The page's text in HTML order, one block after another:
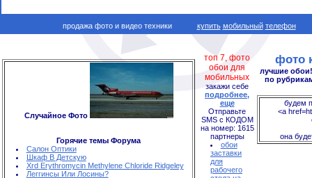
продажа фото и видео техники купить мобильный телефон
топ 7, фото
обои для
мобильных
закажи себе
подробнее,
еще
Отправьте
SMS с КОДОМ
на номер: 1615
партнеры
обои
заставки
для
рабочего
фото
лучшие
по
будем
<a
она
Случайное Фото
Горячие темы Форума
Салон Оптики
Шкаф В Детскую
Xrd Erythromycin Methylene Chloride Ridgeley
Леггинсы Или Лосины?